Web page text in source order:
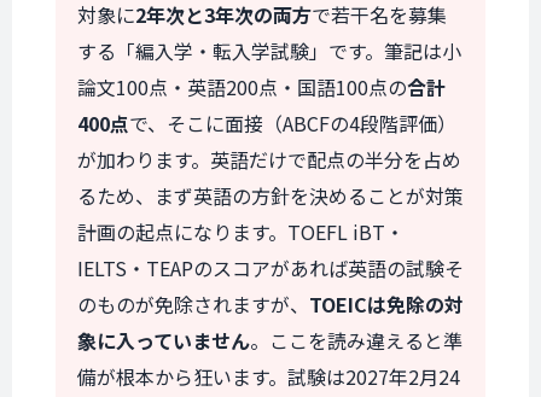
対象に2年次と3年次の両方で若干名を募集
する「編入学・転入学試験」です。筆記は小
論文100点・英語200点・国語100点の合計
400点で、そこに面接（ABCFの4段階評価）
が加わります。英語だけで配点の半分を占め
るため、まず英語の方針を決めることが対策
計画の起点になります。TOEFL iBT・
IELTS・TEAPのスコアがあれば英語の試験そ
のものが免除されますが、 TOEICは免除の対
象に入っていません。ここを読み違えると準
備が根本から狂います。試験は2027年2月24